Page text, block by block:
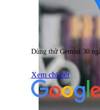
Dùng thử Gemini 30
Xem chi tiết